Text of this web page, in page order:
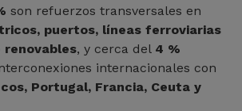
son refuerzos transversales en
puertos, líneas ferroviarias
renovables, y cerca del 4 %
internacionales con
Portugal, Francia, Ceuta y